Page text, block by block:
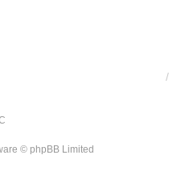
© phpBB Limited